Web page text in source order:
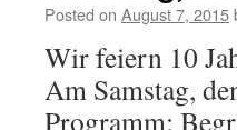
Posted on August 7, 2015
Wir feiern 10
Am Samstag,
Programm: